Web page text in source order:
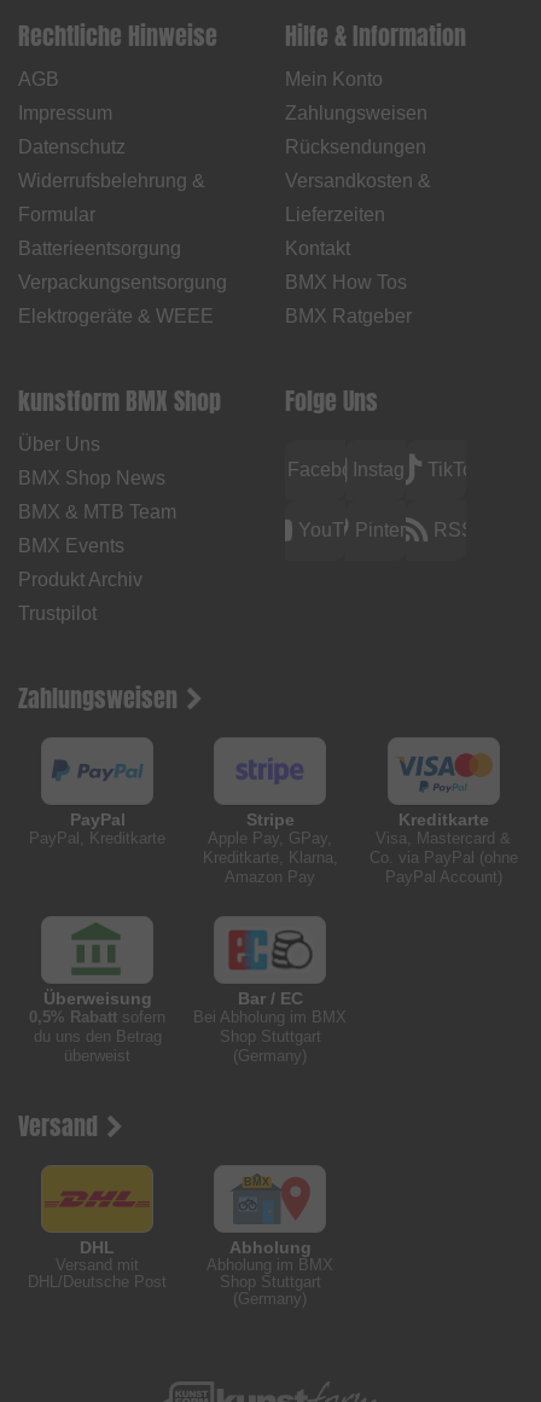
Rechtliche Hinweise
AGB
Impressum
Datenschutz
Widerrufsbelehrung &
Formular
Batterieentsorgung
Verpackungsentsorgung
Elektrogeräte & WEEE
Hilfe & Information
Mein Konto
Zahlungsweisen
Rücksendungen
Versandkosten &
Lieferzeiten
Kontakt
BMX How Tos
BMX Ratgeber
kunstform BMX Shop
Über Uns
BMX Shop News
BMX & MTB Team
BMX Events
Produkt Archiv
Trustpilot
Folge Uns
FacebookInstagramTikTok
YouTubePinterest RSS
Zahlungsweisen
PayPal
PayPal, Kreditkarte
Stripe
Apple Pay, GPay,
Kreditkarte, Klarna,
Amazon Pay
Kreditkarte
Visa, Mastercard &
Co. via PayPal (ohne
PayPal Account)
Überweisung
0,5% Rabatt sofern
du uns den Betrag
überweist
Bar / EC
Bei Abholung im BMX
Shop Stuttgart
(Germany)
Versand
DHL
Versand mit
DHL/Deutsche Post
Abholung
Abholung im BMX
Shop Stuttgart
(Germany)